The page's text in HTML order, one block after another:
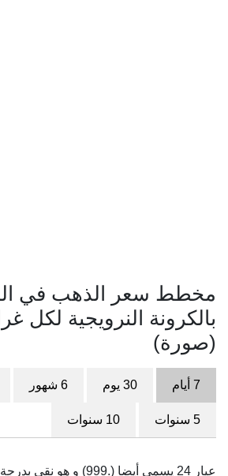
مخطط سعر الذهب في
(صورة)
7 أيام 30 يوم 6 شهور
5 سنوات 10 سنوات